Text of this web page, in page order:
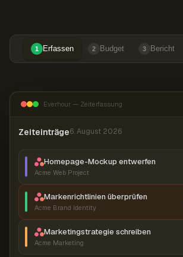
1 Erfassen 2 Budget 3 Bericht
Everhour — Zeiterfassung
Zeiteinträge6. August 2026
Homepage-Mockup entwerfen
Acme Web Project
Markenrichtlinien überprüfen
Acme Brand Identity
Marketingstrategie schreiben
Acme Marketing